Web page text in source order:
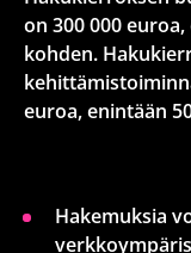
on 300 000
kohden.
euroa, enintään
Hakemuksia